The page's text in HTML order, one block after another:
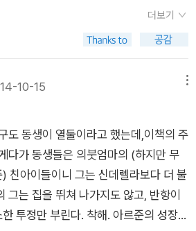
가 깔려 있어야 한다고 말한다. 따라서
가지로 강력한 휴머니즘에 기초하여 인
선징악의 당위성에 강하게 호소함으로
세계적인 공감대와 지지를 이끌어내고
에 대한 얘기였다. 지금은 장면 대부분이
은 여전히 기억난다. 한 어린 소년이 영주
깨는 장면이었다. 당시는 너무 어려서
못했으나 지금은 알 수 있다. 위대한 혁
작되는 법이다. _본문 619쪽
시간동안 미친 듯이 달려 돌고 돌아 허름
사, 아이를 안은 여인에게 돈을 주자
, 짜고 치는 수법으로 돈을 갈취하는 호
놓은 사기꾼 탐정에 이르기까지 그의
도 불구하고 래리는 이곳에 마음에 든
화를 나누는 동료들이 생겨 더 이상 혼
아있다는 즐거움을 느꼈기 때문이다. 볼
완전 평범하다는 뜻이다. 그러나 결국
루어져 있지 않은가? 특별하고, 소중하
봉사하는 게 본분인 진짜 보통 사람들
배우가 인기절정에 있을 때의 생각이
딜 뿐.아무런 희망이 없을 것 같은 이 나
발견하게 되었을까?이 소설에서 말하
타내는 바와 같이비키라이라는 작은 비
도 대중의 각성을 촉구하는 것일까?'Q
수 없을 것 같은 다사다난한 인간의 삶
발견했다면이 소설은 그 한 사람의 삶
로 펼쳐놓으면서 교묘하게 이어놓는다.
같지 않으면서도 아주 작은 부분에서
사람들의 삶이란 결코 혼자서는 살아
에서는 만나는 것인 모양이다.작가의 유
피소드가 너무 길다보니 앞의 내용이
내용을 다시 훑어야 했다.p619인도의
명은 늘 작은 불꽃에서 시작되는 법이다.
더보기
10-15
도 동생이 열둘이라고 했는데,이책의 주
다가 동생들은 의붓엄마의 (하지만 무
친아이들이니 그는 신데렐라보다 더 불
그는 집을 뛰쳐 나가지도 않고, 반항이
투정만 부린다. 착해. 아르준의 성장일